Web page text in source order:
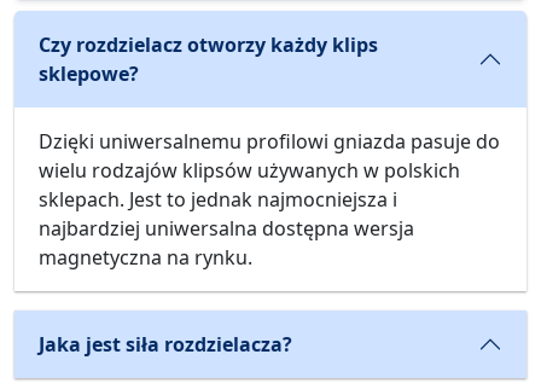
Czy rozdzielacz otworzy każdy klips
sklepowe?
Dzięki uniwersalnemu profilowi gniazda pasuje do
wielu rodzajów klipsów używanych w polskich
sklepach. Jest to jednak najmocniejsza i
najbardziej uniwersalna dostępna wersja
magnetyczna na rynku.
Jaka jest siła rozdzielacza?